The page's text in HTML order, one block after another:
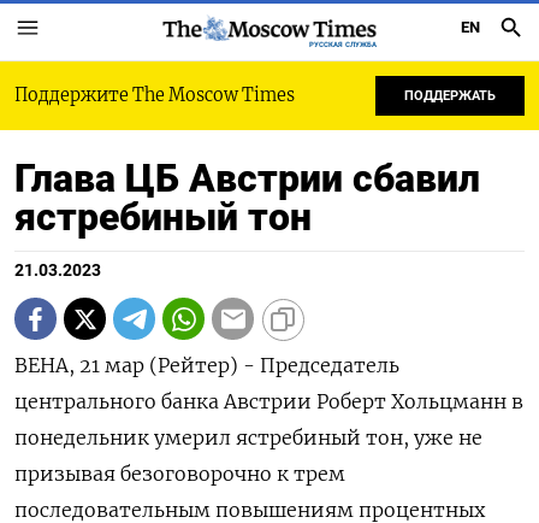
РУССКАЯ СЛУЖБА
EN
Поддержите The Moscow Times ПОДДЕРЖАТЬ
Глава ЦБ Австрии сбавил
ястребиный тон
21.03.2023
ВЕНА, 21 мар (Рейтер) - Председатель
центрального банка Австрии Роберт Хольцманн в
понедельник умерил ястребиный тон, уже не
призывая безоговорочно к трем
последовательным повышениям процентных